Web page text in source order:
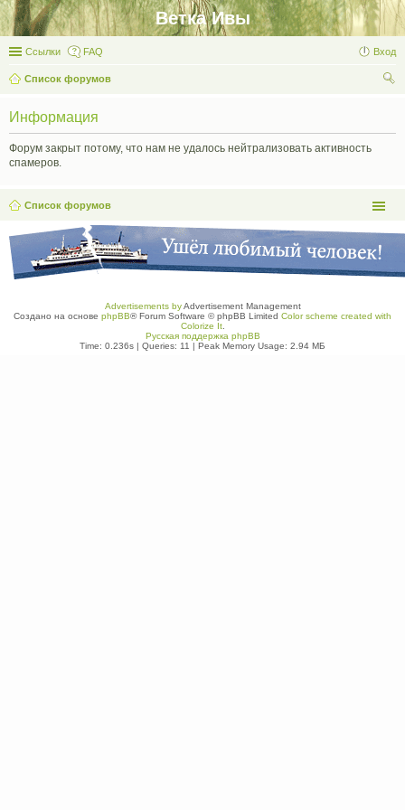
Ветка Ивы
Ссылки FAQ Вход
Список форумов
Информация
Форум закрыт потому, что нам не удалось нейтрализовать активность
спамеров.
Список форумов
Advertisements byAdvertisement Management
Создано на основе phpBB® Forum Software © phpBB Limited Color scheme created with
Colorize It.
Русская поддержка phpBB
Time: 0.236s | Queries: 11 | Peak Memory Usage: 2.94 МБ